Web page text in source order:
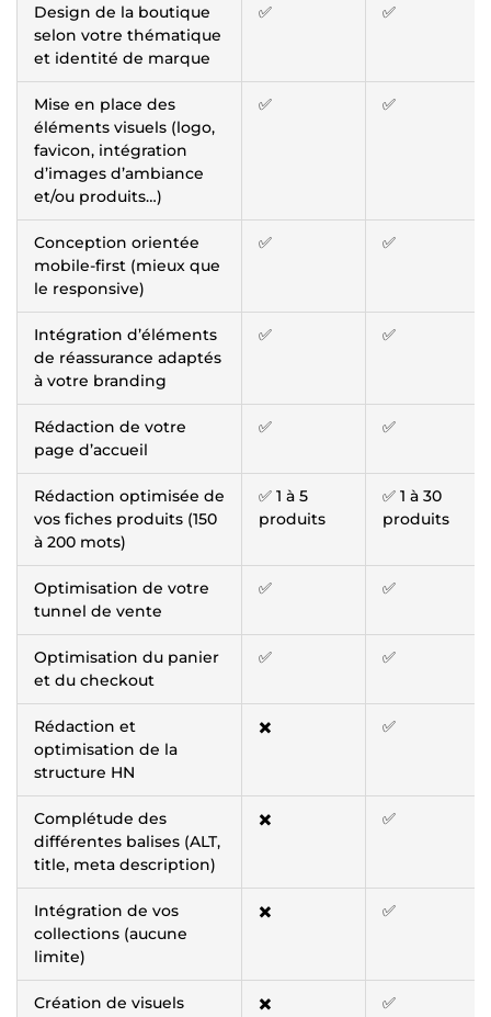
Design de la boutique
selon votre thématique
et identité de marque
✅ ✅
Mise en place des
éléments visuels (logo,
favicon, intégration
d’images d’ambiance
et/ou produits…)
✅ ✅
Conception orientée
mobile-first (mieux que
le responsive)
✅ ✅
Intégration d’éléments
de réassurance adaptés
à votre branding
✅ ✅
Rédaction de votre
page d’accueil
✅ ✅
Rédaction optimisée de
vos fiches produits (150
à 200 mots)
✅ 1 à 5
produits
✅ 1 à 30
produits
Optimisation de votre
tunnel de vente
✅ ✅
Optimisation du panier
et du checkout
✅ ✅
Rédaction et
optimisation de la
structure HN
✖️ ✅
Complétude des
différentes balises (ALT,
title, meta description)
✖️ ✅
Intégration de vos
collections (aucune
limite)
✖️ ✅
Création de visuels
✖️ ✅